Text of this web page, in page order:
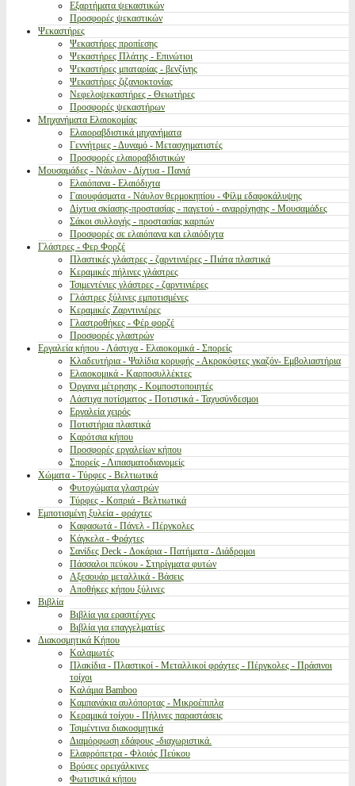
Εξαρτήματα ψεκαστικών
Προσφορές ψεκαστικών
Ψεκαστήρες
Ψεκαστήρες προπίεσης
Ψεκαστήρες Πλάτης - Επινώτιοι
Ψεκαστήρες μπαταρίας - βενζίνης
Ψεκαστήρες ζιζανιοκτονίας
Νεφελοψεκαστήρες - Θειωτήρες
Προσφορές ψεκαστήρων
Μηχανήματα Ελαιοκομίας
Ελαιοραβδιστικά μηχανήματα
Γεννήτριες - Δυναμό - Μετασχηματιστές
Προσφορές ελαιοραβδιστικών
Μουσαμάδες - Νάυλον - Δίχτυα - Πανιά
Ελαιόπανα - Ελαιόδιχτα
Γαιουφάσματα - Νάυλον θερμοκηπίου - Φίλμ εδαφοκάλυψης
Δίχτυα σκίασης-προστασίας - παγετού - αναρρίχησης - Μουσαμάδες
Σάκοι συλλογής - προστασίας καρπών
Προσφορές σε ελαιόπανα και ελαιόδιχτα
Γλάστρες - Φερ Φορζέ
Πλαστικές γλάστρες - ζαρντινιέρες - Πιάτα πλαστικά
Κεραμικές πήλινες γλάστρες
Τσιμεντένιες γλάστρες - ζαρντινιέρες
Γλάστρες ξύλινες εμποτισμένες
Κεραμικές Ζαρντινιέρες
Γλαστροθήκες - Φέρ φορζέ
Προσφορές γλαστρών
Εργαλεία κήπου - Λάστιχα - Ελαιοκομικά - Σπορείς
Κλαδευτήρια - Ψαλίδια κορυφής - Ακροκόφτες γκαζόν- Εμβολιαστήρια
Ελαιοκομικά - Καρποσυλλέκτες
Όργανα μέτρησης - Κομποστοποιητές
Λάστιχα ποτίσματος - Ποτιστικά - Ταχυσύνδεσμοι
Εργαλεία χειρός
Ποτιστήρια πλαστικά
Καρότσια κήπου
Προσφορές εργαλείων κήπου
Σπορείς - Λιπασματοδιανομείς
Χώματα - Τύρφες - Βελτιωτικά
Φυτοχώματα γλαστρών
Τύρφες - Κοπριά - Βελτιωτικά
Εμποτισμένη ξυλεία - φράχτες
Καφασωτά - Πάνελ - Πέργκολες
Κάγκελα - Φράχτες
Σανίδες Deck - Δοκάρια - Πατήματα - Διάδρομοι
Πάσσαλοι πεύκου - Στηρίγματα φυτών
Αξεσουάρ μεταλλικά - Βάσεις
Αποθήκες κήπου ξύλινες
Βιβλία
Βιβλία για ερασιτέχνες
Βιβλία για επαγγελματίες
Διακοσμητικά Κήπου
Καλαμωτές
Πλακίδια - Πλαστικοί - Μεταλλικοί φράχτες - Πέργκολες - Πράσινοι
τοίχοι
Καλάμια Bamboo
Καμπανάκια αυλόπορτας - Μικροέπιπλα
Κεραμικά τοίχου - Πήλινες παραστάσεις
Τσιμέντινα διακοσμητικά
Διαμόρφωση εδάφους -διαχωριστικά.
Ελαφρόπετρα - Φλοιός Πεύκου
Βρύσες ορειχάλκινες
Φωτιστικά κήπου